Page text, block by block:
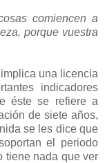
comiencen a
porque vuestra
una licencia
indicadores
éste se refiere a
de siete años,
se les dice que
el periodo
tiene nada que ver